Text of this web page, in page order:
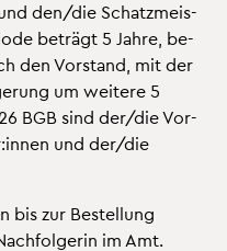
den/die Schatz­meis­
be­trägt 5 Jahre, be­
den Vor­stand, mit der
um wei­te­re 5
BGB sind der/die Vor­
und der/die
bis zur Be­stel­lung
im Amt.